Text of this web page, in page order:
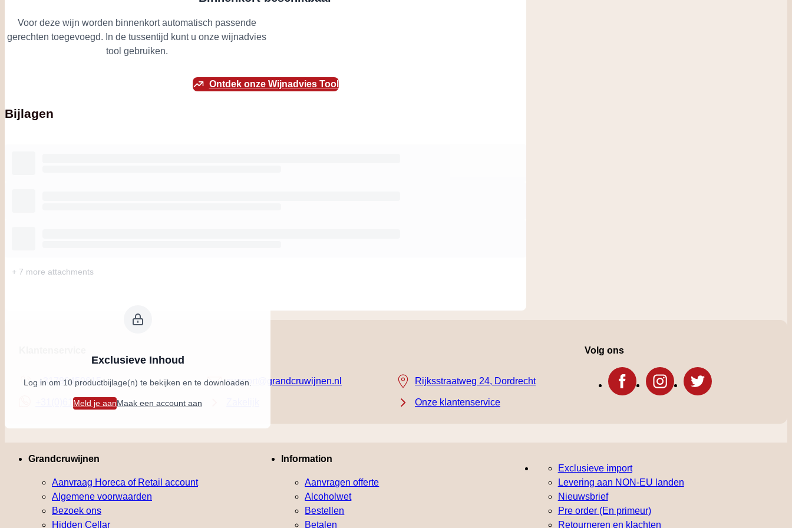
Voor deze wijn worden binnenkort automatisch passende
gerechten toegevoegd. In de tussentijd kunt u onze wijnadvies
tool gebruiken.
Ontdek onze Wijnadvies Tool
Bijlagen
+ 7 more attachments
Exclusieve Inhoud
Log in om 10 productbijlage(n) te bekijken en te downloaden.
Meld je aanMaak een account aan
+31786450615
+31(0)610834396
support@grandcruwijnen.nl Rijksstraatweg 24, Dordrecht
Onze klantenservice
Volg ons
Grandcruwijnen
Aanvraag Horeca of Retail account
Algemene voorwaarden
Bezoek ons
Hidden Cellar
Information
Aanvragen offerte
Alcoholwet
Bestellen
Betalen
Exclusieve import
Levering aan NON-EU landen
Nieuwsbrief
Pre order (En primeur)
Retourneren en klachten